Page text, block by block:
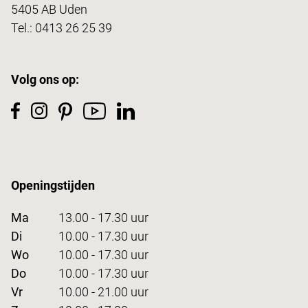
5405 AB Uden
Tel.: 0413 26 25 39
Volg ons op:
Openingstijden
Ma
13.00 - 17.30 uur
Di
10.00 - 17.30 uur
Wo
10.00 - 17.30 uur
Do
10.00 - 17.30 uur
Vr
10.00 - 21.00 uur